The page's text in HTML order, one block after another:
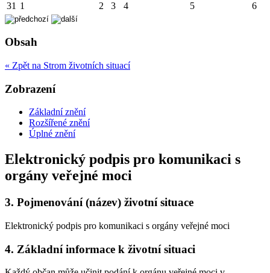
31 1 2 3 4 5 6
Obsah
« Zpět na Strom životních situací
Zobrazení
Základní znění
Rozšířené znění
Úplné znění
Elektronický podpis pro komunikaci s
orgány veřejné moci
3. Pojmenování (název) životní situace
Elektronický podpis pro komunikaci s orgány veřejné moci
4. Základní informace k životní situaci